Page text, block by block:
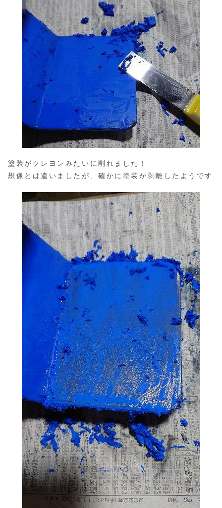
塗装がクレヨンみたいに削れました！
想像とは違いましたが、確かに塗装が剥離したようです